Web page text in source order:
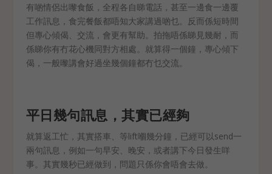
有啲情侶出嚟食飯，全程各自睇電話，甚至一邊食一邊覆
工作訊息，食完餐飯都唔知大家講過啲乜。反而係短時間
但專心傾偈、交流，會更有幫助。拍拖唔係睇見幾耐，而
係睇你有冇花心機同對方相處。就算得一個鐘，專心傾下
偈，一般嚟講會好過坐幾個鐘都冇乜交流。
平日幾句訊息，其實已經夠
就算返工忙，其實搭車、等lift嗰幾分鐘，已經可以send一
兩句訊息，例如一句早安、晚安，或者講下今日發生咩
事。其實幾秒已經做到，問題只係你會唔會去做。